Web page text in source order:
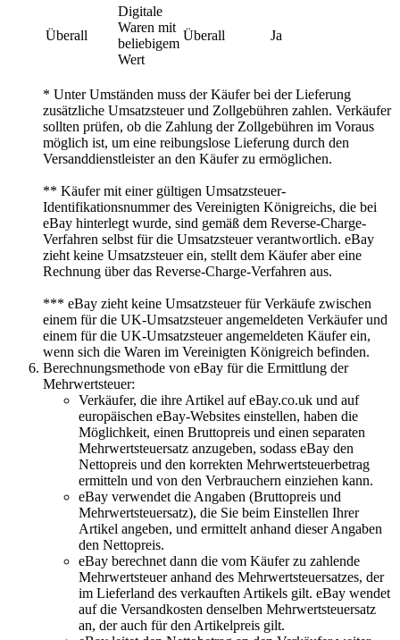
Überall
Digitale
Waren mit
beliebigem
Wert
Überall Ja
* Unter Umständen muss der Käufer bei der Lieferung
zusätzliche Umsatzsteuer und Zollgebühren zahlen. Verkäufer
sollten prüfen, ob die Zahlung der Zollgebühren im Voraus
möglich ist, um eine reibungslose Lieferung durch den
Versanddienstleister an den Käufer zu ermöglichen.
** Käufer mit einer gültigen Umsatzsteuer-
Identifikationsnummer des Vereinigten Königreichs, die bei
eBay hinterlegt wurde, sind gemäß dem Reverse-Charge-
Verfahren selbst für die Umsatzsteuer verantwortlich. eBay
zieht keine Umsatzsteuer ein, stellt dem Käufer aber eine
Rechnung über das Reverse-Charge-Verfahren aus.
*** eBay zieht keine Umsatzsteuer für Verkäufe zwischen
einem für die UK-Umsatzsteuer angemeldeten Verkäufer und
einem für die UK-Umsatzsteuer angemeldeten Käufer ein,
wenn sich die Waren im Vereinigten Königreich befinden.
Berechnungsmethode von eBay für die Ermittlung der
Mehrwertsteuer:
Verkäufer, die ihre Artikel auf eBay.co.uk und auf
europäischen eBay-Websites einstellen, haben die
Möglichkeit, einen Bruttopreis und einen separaten
Mehrwertsteuersatz anzugeben, sodass eBay den
Nettopreis und den korrekten Mehrwertsteuerbetrag
ermitteln und von den Verbrauchern einziehen kann.
eBay verwendet die Angaben (Bruttopreis und
Mehrwertsteuersatz), die Sie beim Einstellen Ihrer
Artikel angeben, und ermittelt anhand dieser Angaben
den Nettopreis.
eBay berechnet dann die vom Käufer zu zahlende
Mehrwertsteuer anhand des Mehrwertsteuersatzes, der
im Lieferland des verkauften Artikels gilt. eBay wendet
auf die Versandkosten denselben Mehrwertsteuersatz
an, der auch für den Artikelpreis gilt.